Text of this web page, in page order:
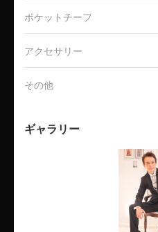
ポケットチーフ
アクセサリー
その他
ギャラリー